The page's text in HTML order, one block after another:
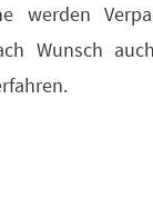
werden
Wunsch